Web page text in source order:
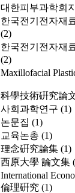
대한피부과학회지
한국전기전자재
(2)
한국전기전자재
(2)
Maxillofacial
科學技術硏究論
사회과학연구 (1)
논문집 (1)
교육논총 (1)
理念硏究論集 (1)
西原大學 論文集
International
倫理硏究 (1)